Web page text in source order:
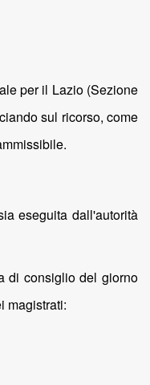
per il Lazio (Sezione
sul ricorso, come
eseguita dall'autorità
di consiglio del giorno
magistrati: